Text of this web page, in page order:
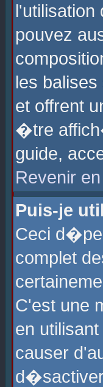
pouvez
les
et offrent
�tre
guide,
Revenir
Puis-je
Ceci
complet
C'est une
en
causer
d�sactiver